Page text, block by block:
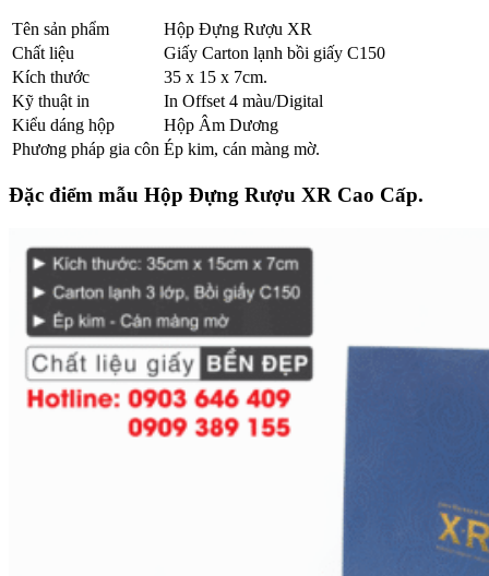
Tên sản phẩm
Hộp Đựng Rượu XR
Chất liệu
Giấy Carton lạnh bồi giấy C150
Kích thước
35 x 15 x 7cm.
Kỹ thuật in
In Offset 4 màu/Digital
Kiểu dáng hộp
Hộp Âm Dương
Phương pháp gia côn Ép kim, cán màng mờ.
Đặc điểm mẫu Hộp Đựng Rượu XR Cao Cấp.